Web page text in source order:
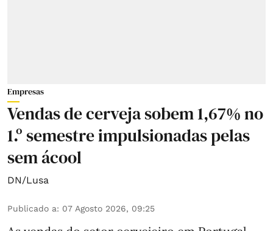
Empresas
Vendas de cerveja sobem 1,67% no
1.º semestre impulsionadas pelas
sem ácool
DN/Lusa
Publicado a: 07 Agosto 2026, 09:25